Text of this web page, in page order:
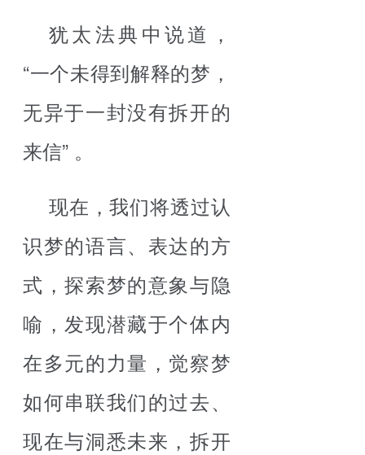
犹太法典中说道，
“一个未得到解释的梦，
无异于一封没有拆开的
来信” 。
现在，我们将透过认
识梦的语言、表达的方
式，探索梦的意象与隐
喻，发现潜藏于个体内
在多元的力量，觉察梦
如何串联我们的过去、
现在与洞悉未来，拆开